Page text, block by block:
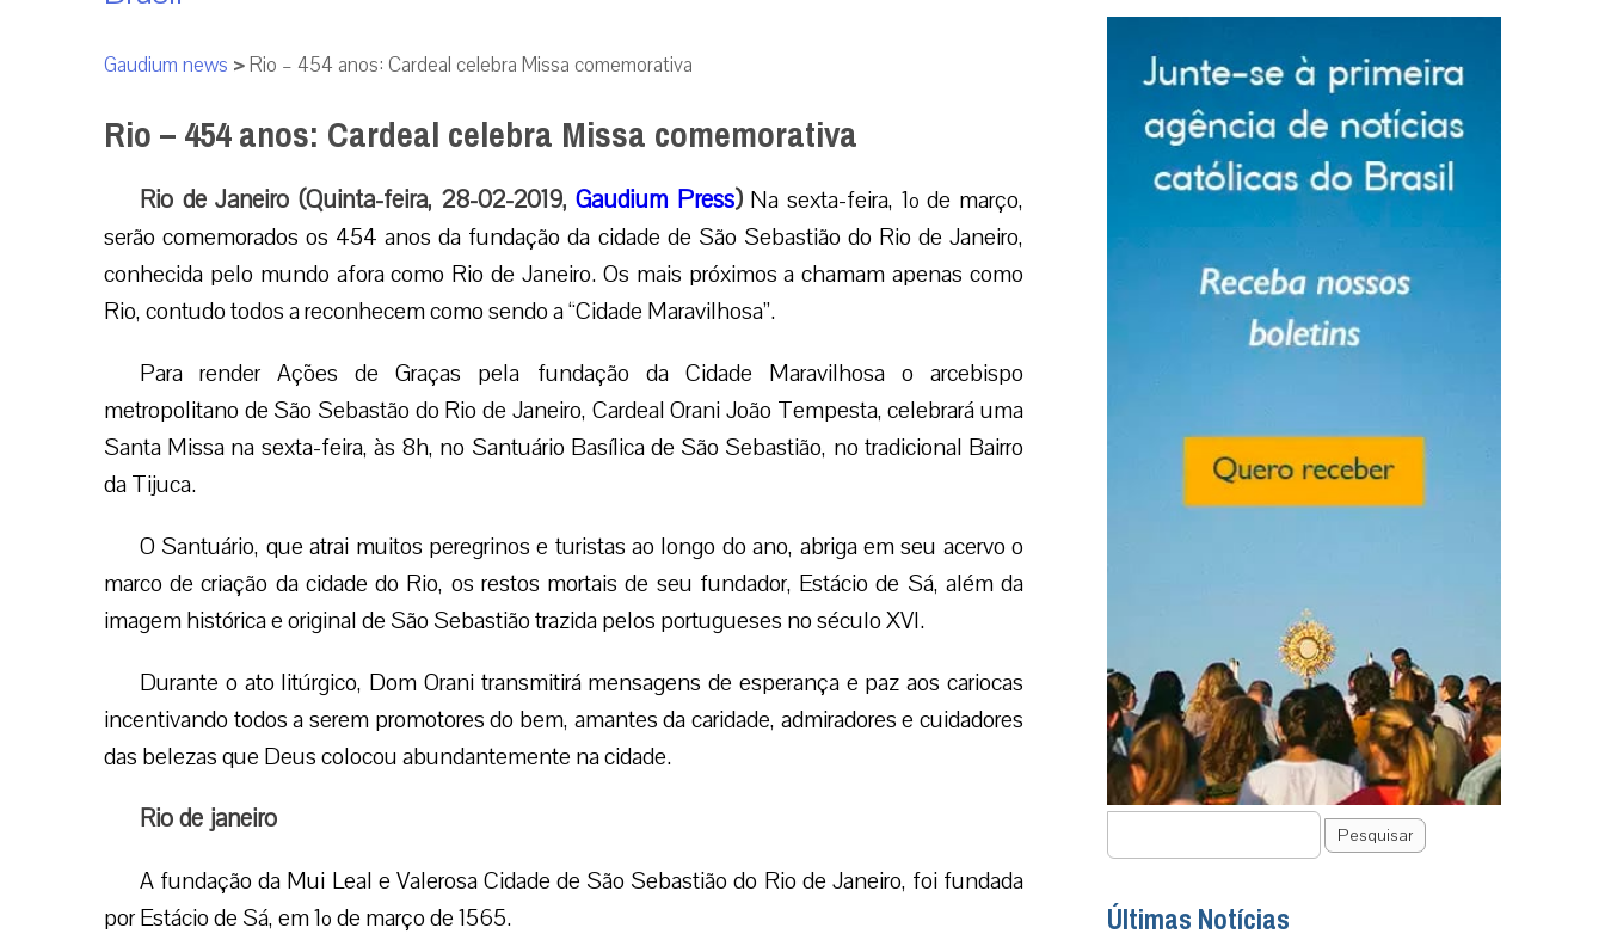
Gaudium news >Rio – 454 anos: Cardeal celebra Missa comemorativa
Rio – 454 anos: Cardeal celebra Missa comemorativa
Rio de Janeiro (Quinta-feira, 28-02-2019,Gaudium Press)Na sexta-feira, 1º de março,
serão comemorados os 454 anos da fundação da cidade de São Sebastião do Rio de Janeiro,
conhecida pelo mundo afora como Rio de Janeiro. Os mais próximos a chamam apenas como
Rio, contudo todos a reconhecem como sendo a “Cidade Maravilhosa”.
Para render Ações de Graças pela fundação da Cidade Maravilhosa o arcebispo
metropolitano de São Sebastão do Rio de Janeiro, Cardeal Orani João Tempesta, celebrará uma
Santa Missa na sexta-feira, às 8h, no Santuário Basílica de São Sebastião, no tradicional Bairro
da Tijuca.
O Santuário, que atrai muitos peregrinos e turistas ao longo do ano, abriga em seu acervo o
marco de criação da cidade do Rio, os restos mortais de seu fundador, Estácio de Sá, além da
imagem histórica e original de São Sebastião trazida pelos portugueses no século XVI.
Durante o ato litúrgico, Dom Orani transmitirá mensagens de esperança e paz aos cariocas
incentivando todos a serem promotores do bem, amantes da caridade, admiradores e cuidadores
das belezas que Deus colocou abundantemente na cidade.
Rio de janeiro
A fundação da Mui Leal e Valerosa Cidade de São Sebastião do Rio de Janeiro, foi fundada
por Estácio de Sá, em 1º de março de 1565.
Pesquisar
Últimas Notícias